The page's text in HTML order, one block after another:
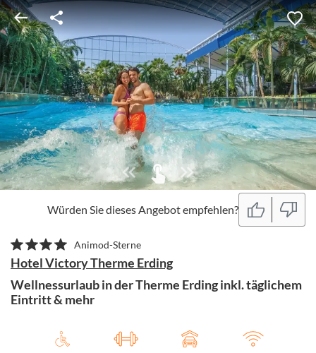
Würden Sie dieses Angebot empfehlen?
Animod-Sterne
Hotel Victory Therme Erding
Wellnessurlaub in der Therme Erding inkl. täglichem
Eintritt & mehr